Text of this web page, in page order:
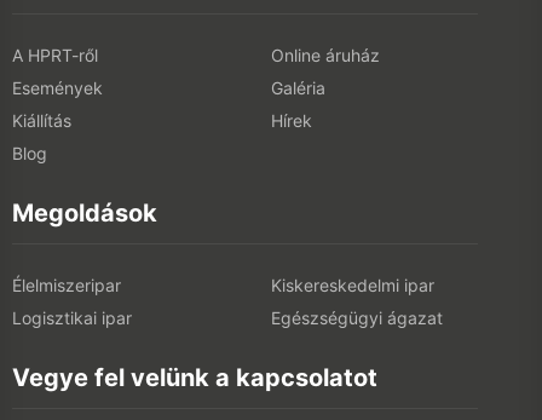
A HPRT-ről
Online áruház
Események
Galéria
Kiállítás
Hírek
Blog
Megoldások
Élelmiszeripar
Kiskereskedelmi ipar
Logisztikai ipar
Egészségügyi ágazat
Vegye fel velünk a kapcsolatot